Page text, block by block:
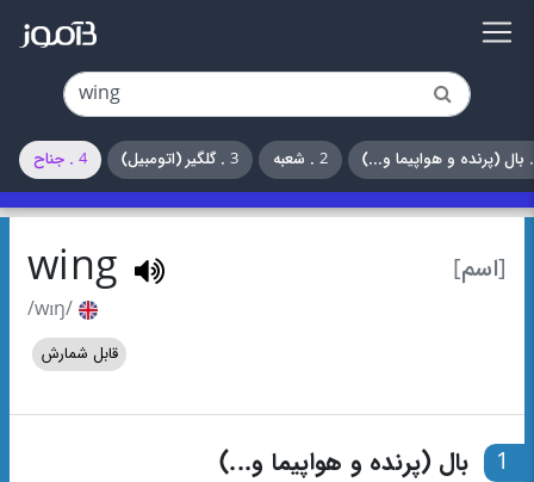
2 . شعبه 3 . گلگیر (اتومبیل) 4 . جناح
[اسم] wing
/wɪŋ/
قابل شمارش
1 بال (پرنده و هواپیما و...)